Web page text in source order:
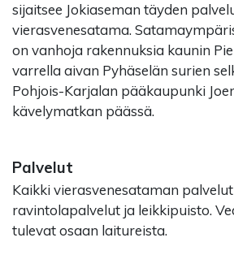
sijaitsee Jokiaseman täyden
vierasvenesatama.
on vanhoja rakennuksia kaunin
varrella aivan Pyhäselän surien
Pohjois-Karjalan pääkaupunki
kävelymatkan päässä.
Palvelut
Kaikki vierasvenesataman
ravintolapalvelut ja leikkipuisto.
tulevat osaan laitureista.